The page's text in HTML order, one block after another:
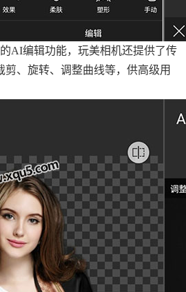
AI编辑功能，玩美相机还提供了传
、旋转、调整曲线等，供高级用